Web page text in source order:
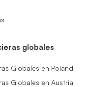
globales
Globales en Poland
Globales en Austria